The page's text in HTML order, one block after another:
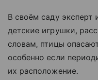
В своём саду эксперт
детские игрушки,
словам, птицы
особенно если
их расположение.